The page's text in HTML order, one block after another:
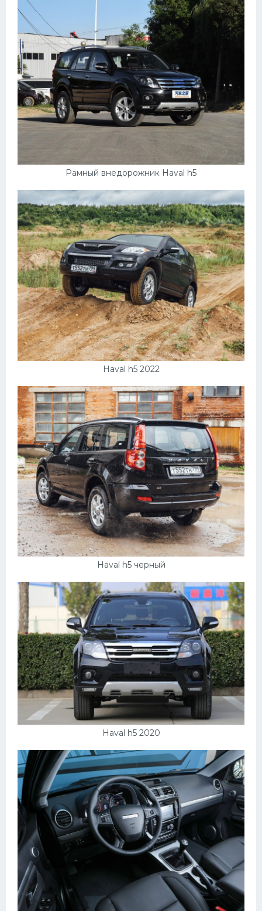
Рамный внедорожник Haval h5
Haval h5 2022
Haval h5 черный
Haval h5 2020